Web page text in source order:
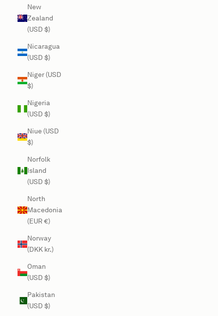
New
Zealand
(USD $)
Nicaragua
(USD $)
Niger (USD
$)
Nigeria
(USD $)
Niue (USD
$)
Norfolk
Island
(USD $)
North
Macedonia
(EUR €)
Norway
(DKK kr.)
Oman
(USD $)
Pakistan
(USD $)